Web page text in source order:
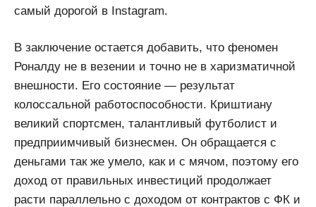
самый дорогой в Instagram.
В заключение остается добавить, что феномен
Роналду не в везении и точно не в харизматичной
внешности. Его состояние — результат
колоссальной работоспособности. Криштиану
великий спортсмен, талантливый футболист и
предприимчивый бизнесмен. Он обращается с
деньгами так же умело, как и с мячом, поэтому его
доход от правильных инвестиций продолжает
расти параллельно с доходом от контрактов с ФК и